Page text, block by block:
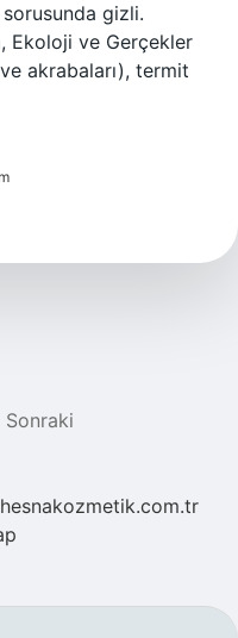
sorusunda gizli.
Ekoloji ve Gerçekler
akrabaları), termit
Sonraki